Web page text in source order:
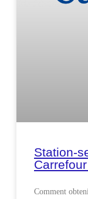
Station-
Comment